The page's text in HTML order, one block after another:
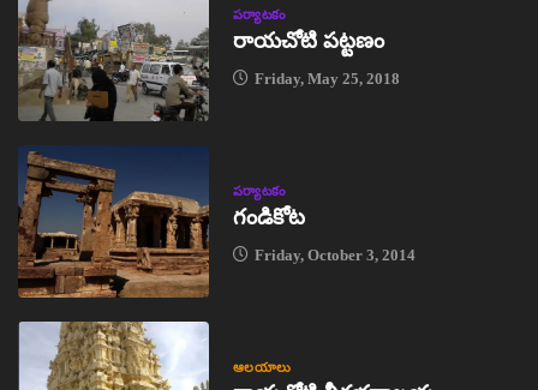
పర్యాటకం
రాయచోటి పట్టణం
Friday, May 25, 2018
పర్యాటకం
గండికోట
Friday, October 3, 2014
ఆలయాలు